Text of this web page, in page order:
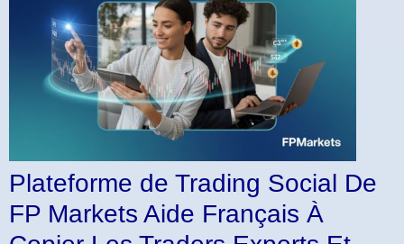
Plateforme de Trading Social De
FP Markets Aide Français À